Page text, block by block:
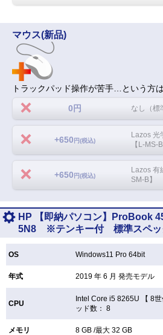
マウス(新品)
トラックパッド操作が苦手…という方
0円 なし（標
+650 円(税込)
Lazos 光
【L-MS-
+650 円(税込)
Lazos 有
SM-B】
HP 【即納パソコン】ProBook
5N8 ※テンキー付 標準スペッ
OS Windows11 Pro 64bit
年式 2019 年 6 月 発売モデル
CPU
Intel Core i5 8265U 【8世
ッド数： 8
メモリ 8 GB /最大 32 GB